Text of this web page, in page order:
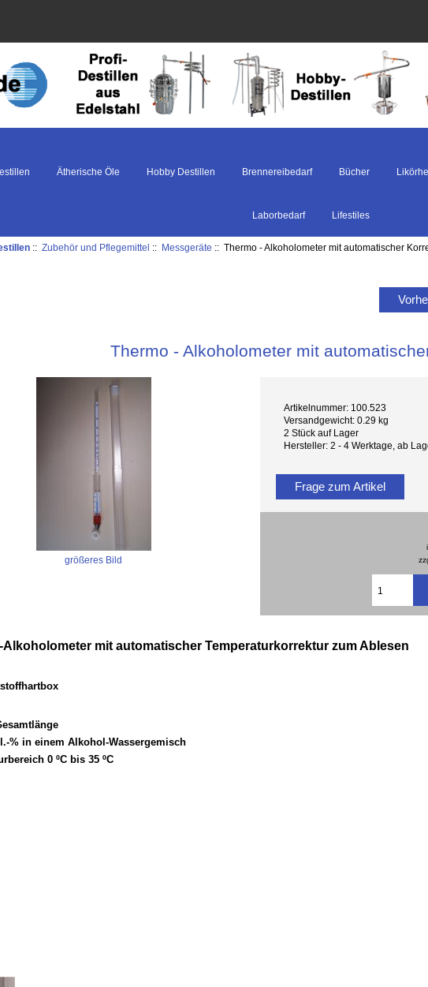
Ätherische Öle Hobby Destillen Brennereibedarf Bücher
Laborbedarf Lifestiles
::Zubehör und Pflegemittel :: Messgeräte :: Thermo - Alkoholometer mit automatischer
Thermo - Alkoholometer mit
größeres Bild
Artikelnummer: 100.523
Versandgewicht: 0.29 kg
2 Stück auf Lager
Hersteller: 2 - 4 Werktage, ab
Frage zum Artikel
Alkoholometer mit automatischer Temperaturkorrektur zum Ablesen
% in einem Alkohol-Wassergemisch
0 ºC bis 35 ºC